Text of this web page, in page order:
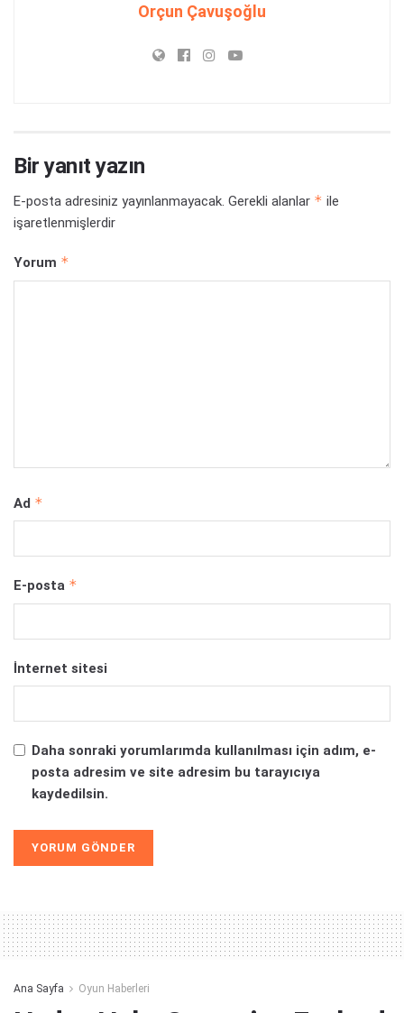
Orçun Çavuşoğlu
Bir yanıt yazın
E-posta adresiniz yayınlanmayacak. Gerekli alanlar * ile
işaretlenmişlerdir
Yorum *
Ad *
E-posta *
İnternet sitesi
Daha sonraki yorumlarımda kullanılması için adım, e-
posta adresim ve site adresim bu tarayıcıya
kaydedilsin.
Ana Sayfa Oyun Haberleri